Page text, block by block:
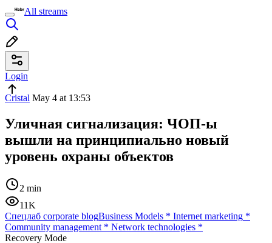
All streams
Login
Cristal May 4 at 13:53
Уличная сигнализация: ЧОП-ы
вышли на принципиально новый
уровень охраны объектов
2 min
11K
Спецлаб corporate blogBusiness Models * Internet marketing *
Community management * Network technologies *
Recovery Mode